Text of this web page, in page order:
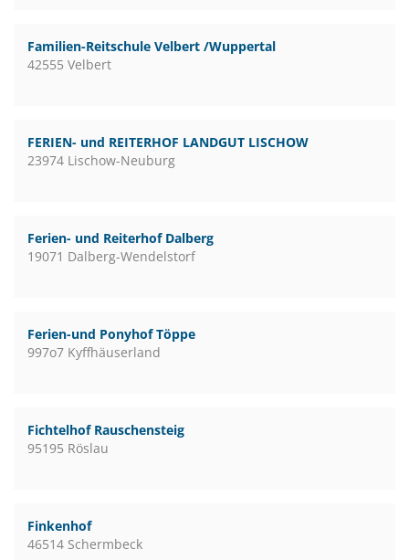
Familien-Reitschule Velbert /Wuppertal
42555 Velbert
FERIEN- und REITERHOF LANDGUT LISCHOW
23974 Lischow-Neuburg
Ferien- und Reiterhof Dalberg
19071 Dalberg-Wendelstorf
Ferien-und Ponyhof Töppe
997o7 Kyffhäuserland
Fichtelhof Rauschensteig
95195 Röslau
Finkenhof
46514 Schermbeck